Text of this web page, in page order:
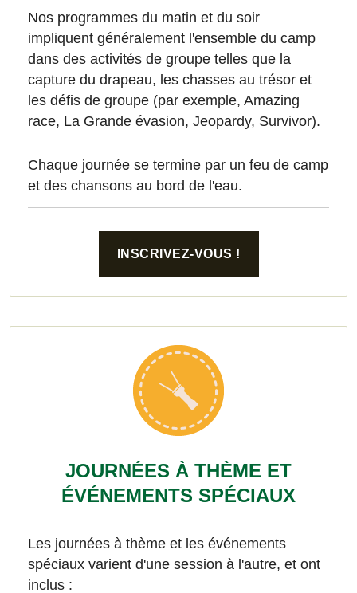
Nos programmes du matin et du soir
impliquent généralement l'ensemble du camp
dans des activités de groupe telles que la
capture du drapeau, les chasses au trésor et
les défis de groupe (par exemple, Amazing
race, La Grande évasion, Jeopardy, Survivor).
Chaque journée se termine par un feu de camp
et des chansons au bord de l'eau.
INSCRIVEZ-VOUS !
JOURNÉES À THÈME ET
ÉVÉNEMENTS SPÉCIAUX
Les journées à thème et les événements
spéciaux varient d'une session à l'autre, et ont
inclus :